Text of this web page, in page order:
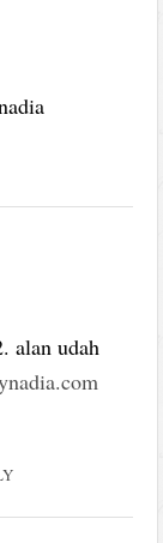
alan udah